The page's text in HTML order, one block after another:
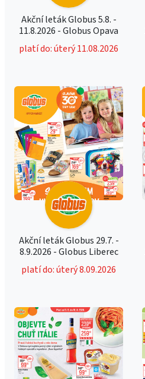
Akční leták Globus 5.8. -
11.8.2026 - Globus Opava
platí do: úterý 11.08.2026
Akční leták Globus 29.7. -
8.9.2026 - Globus Liberec
platí do: úterý 8.09.2026